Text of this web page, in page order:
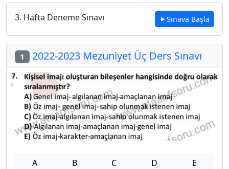
3. Hafta Deneme Sınavı Sınava Başla
1 2022-2023 Mezuniyet Üç Ders Sınavı
A B C D E